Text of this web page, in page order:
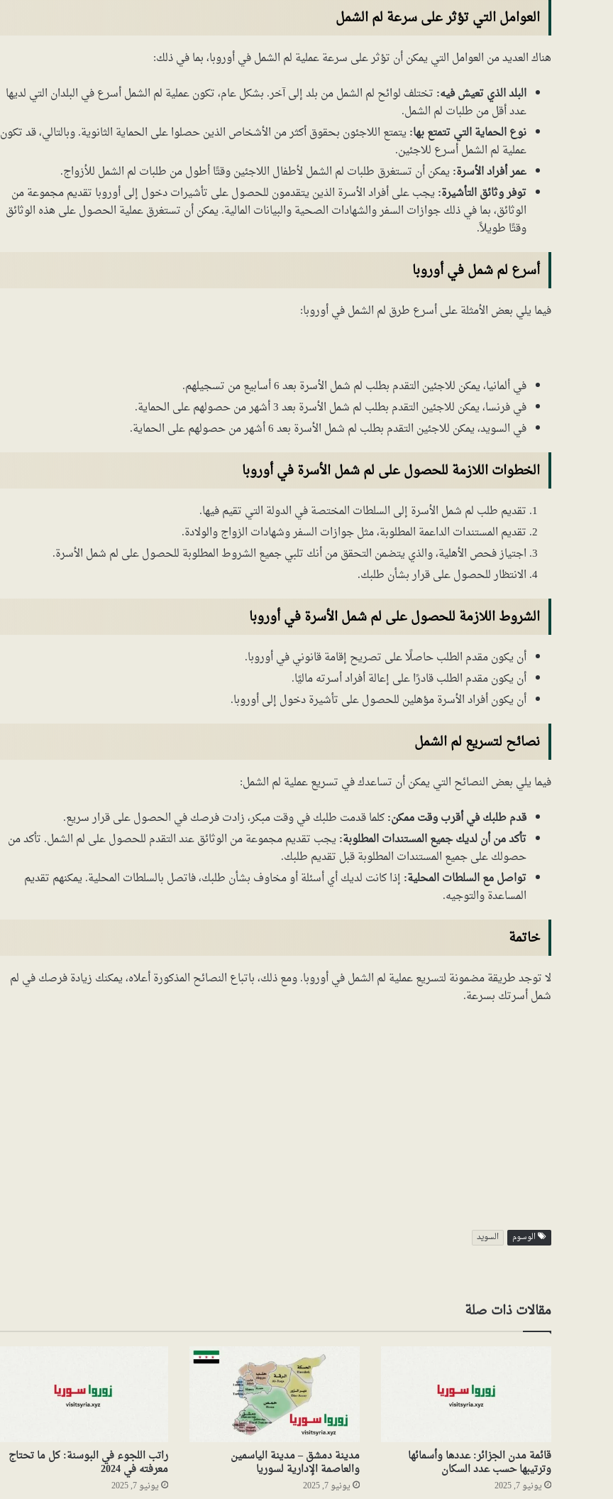
العوامل التي تؤثر على سرعة لم الشمل
هناك العديد من العوامل التي يمكن أن تؤثر على سرعة عملية لم الشمل في أوروبا، بما في ذلك:
البلد الذي تعيش فيه: تختلف لوائح لم الشمل من بلد إلى آخر. بشكل عام، تكون عملية لم الشمل أسرع في البلدان التي لديها
عدد أقل من طلبات لم الشمل.
نوع الحماية التي تتمتع بها: يتمتع اللاجئون بحقوق أكثر من الأشخاص الذين حصلوا على الحماية الثانوية. وبالتالي، قد تكون
عملية لم الشمل أسرع للاجئين.
عمر أفراد الأسرة: يمكن أن تستغرق طلبات لم الشمل لأطفال اللاجئين وقتًا أطول من طلبات لم الشمل للأزواج.
توفر وثائق التأشيرة: يجب على أفراد الأسرة الذين يتقدمون للحصول على تأشيرات دخول إلى أوروبا تقديم مجموعة من
الوثائق، بما في ذلك جوازات السفر والشهادات الصحية والبيانات المالية. يمكن أن تستغرق عملية الحصول على هذه الوثائق
وقتًا طويلاً.
أسرع لم شمل في أوروبا
فيما يلي بعض الأمثلة على أسرع طرق لم الشمل في أوروبا:
في ألمانيا، يمكن للاجئين التقدم بطلب لم شمل الأسرة بعد 6 أسابيع من تسجيلهم.
في فرنسا، يمكن للاجئين التقدم بطلب لم شمل الأسرة بعد 3 أشهر من حصولهم على الحماية.
في السويد، يمكن للاجئين التقدم بطلب لم شمل الأسرة بعد 6 أشهر من حصولهم على الحماية.
الخطوات اللازمة للحصول على لم شمل الأسرة في أوروبا
تقديم طلب لم شمل الأسرة إلى السلطات المختصة في الدولة التي تقيم فيها.
تقديم المستندات الداعمة المطلوبة، مثل جوازات السفر وشهادات الزواج والولادة.
اجتياز فحص الأهلية، والذي يتضمن التحقق من أنك تلبي جميع الشروط المطلوبة للحصول على لم شمل الأسرة.
الانتظار للحصول على قرار بشأن طلبك.
الشروط اللازمة للحصول على لم شمل الأسرة في أوروبا
أن يكون مقدم الطلب حاصلًا على تصريح إقامة قانوني في أوروبا.
أن يكون مقدم الطلب قادرًا على إعالة أفراد أسرته ماليًا.
أن يكون أفراد الأسرة مؤهلين للحصول على تأشيرة دخول إلى أوروبا.
نصائح لتسريع لم الشمل
فيما يلي بعض النصائح التي يمكن أن تساعدك في تسريع عملية لم الشمل:
قدم طلبك في أقرب وقت ممكن:كلما قدمت طلبك في وقت مبكر، زادت فرصك في الحصول على قرار سريع.
تأكد من أن لديك جميع المستندات المطلوبة: يجب تقديم مجموعة من الوثائق عند التقدم للحصول على لم الشمل. تأكد من
حصولك على جميع المستندات المطلوبة قبل تقديم طلبك.
تواصل مع السلطات المحلية: إذا كانت لديك أي أسئلة أو مخاوف بشأن طلبك، فاتصل بالسلطات المحلية. يمكنهم تقديم
المساعدة والتوجيه.
خاتمة
لا توجد طريقة مضمونة لتسريع عملية لم الشمل في أوروبا. ومع ذلك، باتباع النصائح المذكورة أعلاه، يمكنك زيادة فرصك في لم
شمل أسرتك بسرعة.
الوسوم السويد
مقالات ذات صلة
قائمة مدن الجزائر: عددها وأسمائها
وترتيبها حسب عدد السكان
يونيو 7, 2025
مدينة دمشق – مدينة الياسمين
والعاصمة الإدارية لسوريا
يونيو 7, 2025
راتب اللجوء في البوسنة: كل ما تحتاج
معرفته في 2024
يونيو 7, 2025